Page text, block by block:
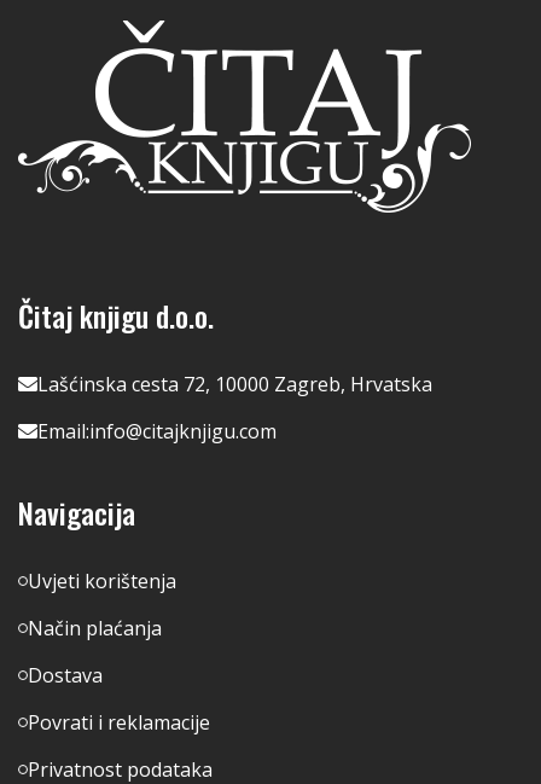
Čitaj knjigu d.o.o.
Lašćinska cesta 72, 10000 Zagreb, Hrvatska
Email:info@citajknjigu.com
Navigacija
Uvjeti korištenja
Način plaćanja
Dostava
Povrati i reklamacije
Privatnost podataka